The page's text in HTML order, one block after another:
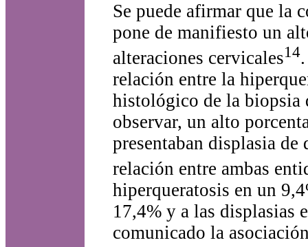
Se puede afirmar que la
pone de manifiesto un
alteraciones cervicales14
relación entre la
histológico de la biopsia
observar, un alto
presentaban displasia de
relación entre ambas
hiperqueratosis en un
17,4% y a las displasias
comunicado la